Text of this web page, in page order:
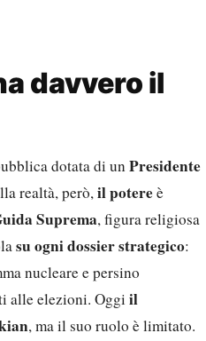
davvero il
dotata di unPresidente
realtà, però,il potereè
Suprema, figura religiosa
su ogni dossier strategico:
nucleare e persino
alle elezioni. Oggi il
, ma il suo ruolo è limitato.